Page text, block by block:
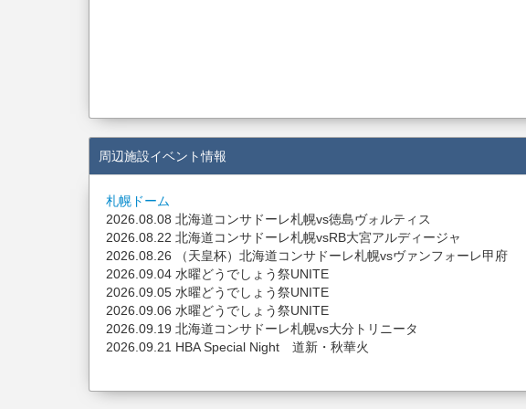
周辺施設イベント情報
札幌ドーム
2026.08.08 北海道コンサドーレ札幌vs徳島ヴォルティス
2026.08.22 北海道コンサドーレ札幌vsRB大宮アルディージャ
2026.08.26 （天皇杯）北海道コンサドーレ札幌vsヴァンフォーレ甲府
2026.09.04 水曜どうでしょう祭UNITE
2026.09.05 水曜どうでしょう祭UNITE
2026.09.06 水曜どうでしょう祭UNITE
2026.09.19 北海道コンサドーレ札幌vs大分トリニータ
2026.09.21 HBA Special Night 道新・秋華火